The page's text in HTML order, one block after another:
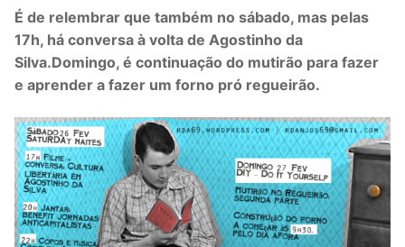
É de relembrar que também no sábado, mas pelas
17h, há conversa à volta de Agostinho da
Silva.Domingo, é continuação do mutirão para fazer
e aprender a fazer um forno pró regueirão.